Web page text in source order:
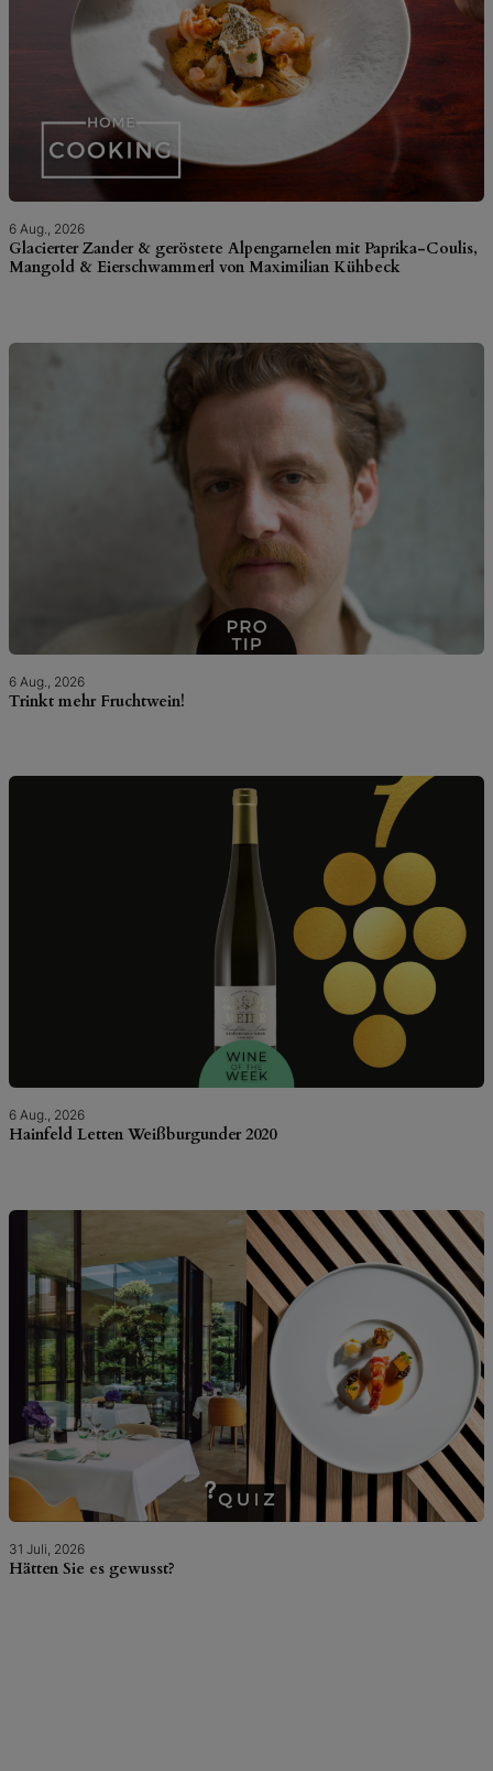
6 Aug., 2026
Glacierter Zander & geröstete Alpengarnelen mit Paprika-Coulis,
Mangold & Eierschwammerl von Maximilian Kühbeck
6 Aug., 2026
Trinkt mehr Fruchtwein!
6 Aug., 2026
Hainfeld Letten Weißburgunder 2020
31 Juli, 2026
Hätten Sie es gewusst?